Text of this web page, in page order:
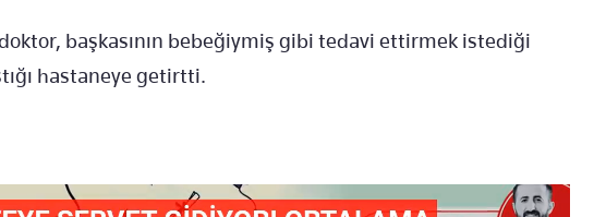
başkasının bebeğiymiş gibi tedavi ettirmek istediği
hastaneye getirtti.